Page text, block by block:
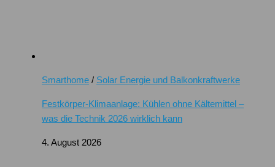
Smarthome / Solar Energie und Balkonkraftwerke
Festkörper-Klimaanlage: Kühlen ohne Kältemittel –
was die Technik 2026 wirklich kann
4. August 2026